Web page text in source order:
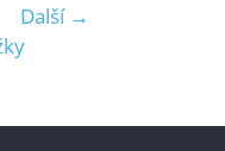
Další →